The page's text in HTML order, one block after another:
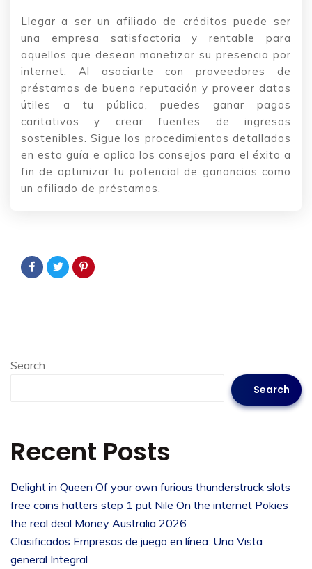
Llegar a ser un afiliado de créditos puede ser
una empresa satisfactoria y rentable para
aquellos que desean monetizar su presencia por
internet. Al asociarte con proveedores de
préstamos de buena reputación y proveer datos
útiles a tu público, puedes ganar pagos
caritativos y crear fuentes de ingresos
sostenibles. Sigue los procedimientos detallados
en esta guía e aplica los consejos para el éxito a
fin de optimizar tu potencial de ganancias como
un afiliado de préstamos.
Search
Search
Recent Posts
Delight in Queen Of your own furious thunderstruck slots
free coins hatters step 1 put Nile On the internet Pokies
the real deal Money Australia 2026
Clasificados Empresas de juego en línea: Una Vista
general Integral